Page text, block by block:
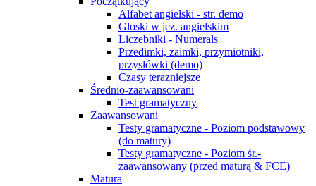
Alfabet angielski - str. demo
Gloski w jez. angielskim
Liczebniki - Numerals
Przedimki, zaimki, przymiotniki,
przysłówki (demo)
Czasy terazniejsze
Średnio-zaawansowani
Test gramatyczny
Zaawansowani
Testy gramatyczne - Poziom podstawowy
(do matury)
Testy gramatyczne - Poziom śr.-
zaawansowany (przed maturą & FCE)
Matura